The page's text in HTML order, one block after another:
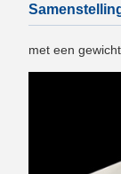
met een